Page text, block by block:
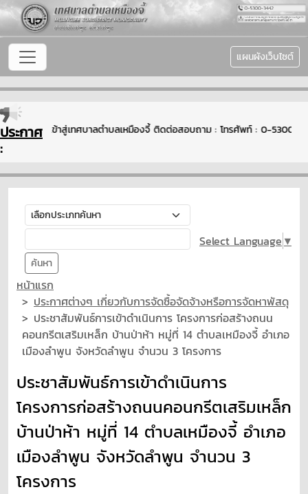
แผนผังเว็บไซต์
ประกาศ
:
ดีต้อนรับเข้าสู่เทศบาลตำบลเหมืองจี้ ติดต่อสอบถาม : โทรศัพท์ : 0-5300-
ค้นหา
Select Language ▼
หน้าแรก
ประกาศต่างๆ เกี่ยวกับการจัดซื้อจัดจ้างหรือการจัดหาพัสดุ
ประชาสัมพันธ์การเข้าดำเนินการ โครงการก่อสร้างถนน
คอนกรีตเสริมเหล็ก บ้านป่าห้า หมู่ที่ 14 ตำบลเหมืองจี้ อำเภอ
เมืองลำพูน จังหวัดลำพูน จำนวน 3 โครงการ
ประชาสัมพันธ์การเข้าดำเนินการ
โครงการก่อสร้างถนนคอนกรีตเสริมเหล็ก
บ้านป่าห้า หมู่ที่ 14 ตำบลเหมืองจี้ อำเภอ
เมืองลำพูน จังหวัดลำพูน จำนวน 3
โครงการ